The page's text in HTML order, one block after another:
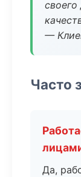
своего
—
Часто
Да,